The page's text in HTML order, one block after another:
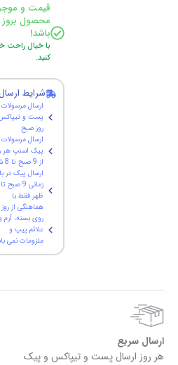
قیمت و
محصول
باشد!
با خیال راحت
کنید.
شرایط ارسال
ارسال مرسولات
پست و
روز صبح
ارسال مرسولات
پیک اسنپ هر
از 9 صبح تا 8 شب
ارسال پیک در
ظهر فقط با
هماهنگی از
روی بسته، آرم
علائم پیپ و
ملزومات نمی
ارسال سریع
هر روز ارسال پست و تیپاکس و پیک